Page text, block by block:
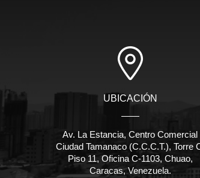
UBICACIÓN
Av. La Estancia, Centro Comercial
Ciudad Tamanaco (C.C.C.T.), Torre
Piso 11, Oficina C-1103, Chuao,
Caracas, Venezuela.